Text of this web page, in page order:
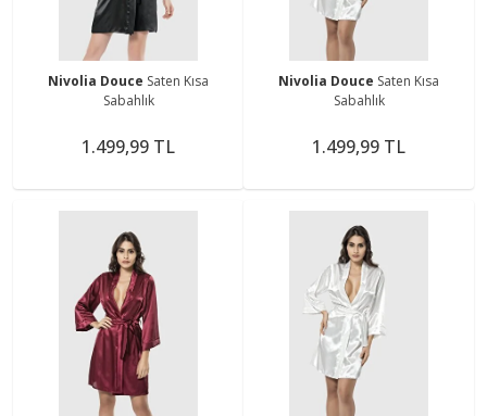
Nivolia Douce Saten Kısa
Sabahlık
1.499,99 TL
Nivolia Douce Saten Kısa
Sabahlık
1.499,99 TL